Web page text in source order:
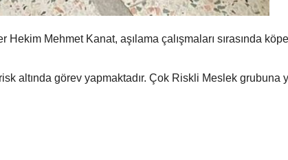
Mehmet Kanat, aşılama çalışmaları sırasında köpek
altında görev yapmaktadır. Çok Riskli Meslek